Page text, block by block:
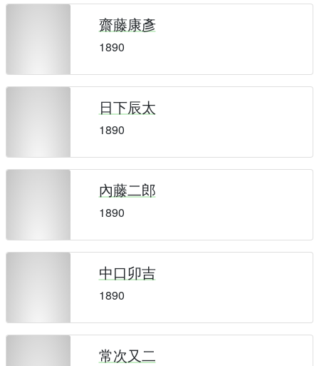
齋藤康彥
1890
日下辰太
1890
內藤二郎
1890
中口卯吉
1890
常次又二